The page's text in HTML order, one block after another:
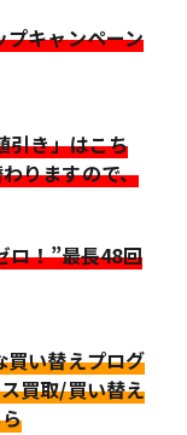
キャンペーン
引き」はこち
りますので、
ロ！”最長48回
い替えプログ
買取/買い替え